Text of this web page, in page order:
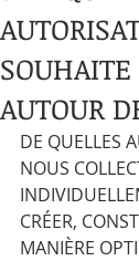
AUTOUR
DE QUELLES
NOUS
CRÉER,
MANIÈRE